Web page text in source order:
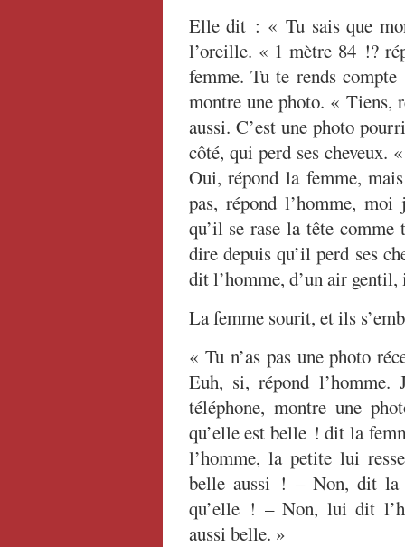
Elle dit : « Tu sais que
l’oreille. « 1 mètre 84 !?
femme. Tu te rends
montre une photo. « Tiens,
aussi. C’est une photo
côté, qui perd ses cheveux.
Oui, répond la femme,
pas, répond l’homme,
qu’il se rase la tête
dire depuis qu’il perd ses
dit l’homme, d’un air
La femme sourit, et ils
« Tu n’as pas une photo
Euh, si, répond
téléphone, montre une
qu’elle est belle ! dit la
l’homme, la petite lui
belle aussi ! – Non, dit la
qu’elle ! – Non, lui dit
aussi belle. »